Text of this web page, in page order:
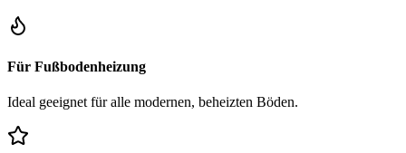
Für Fußbodenheizung
Ideal geeignet für alle modernen, beheizten Böden.